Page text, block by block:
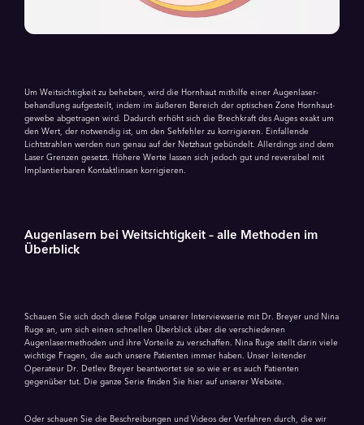
Um Weitsichtigkeit zu beheben, wird die Hornhaut mithilfe einer Augenlaser­
behand­lung aufgesteilt, indem im äußeren Bereich der optischen Zone Hornhaut­
gewebe abgetragen wird. Dadurch erhöht sich die Brechkraft des Auges exakt um
den Wert, der notwendig ist, um den Sehfehler zu korrigieren. Einfallende
Lichtstrahlen werden nun genau auf der Netzhaut gebündelt. Allerdings sind dem
Laser Grenzen gesetzt. Höhere Werte lassen sich jedoch gut und reversibel mit
Implantierbaren Kontaktlinsen korrigieren.
Augenlasern bei Weitsichtigkeit – alle Methoden im
Überblick
Schauen Sie sich doch diese Folge unserer Interviewserie mit Dr. Breyer und Nina
Ruge an, um sich einen schnellen Überblick über die verschiedenen
Augenlasermethoden und ihre Vorteile zu verschaffen. Nina Ruge stellt darin viele
wichtige Fragen, die auch unsere Patienten immer haben. Unser leitender
Operateur Dr. Detlev Breyer beantwortet sie so wie er es auch Patienten
gegenüber tut. Die ganze Serie finden Sie hier auf unserer Website.
Oder schauen Sie die Beschreibungen und Videos der Verfahren durch, die wir